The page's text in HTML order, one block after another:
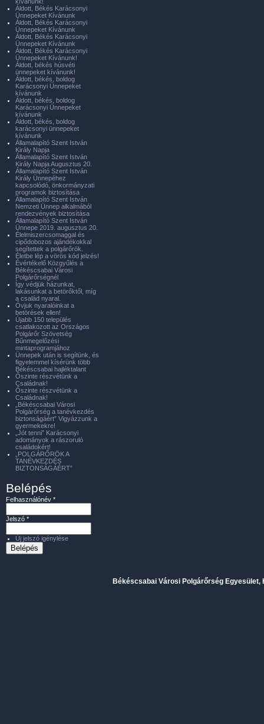
Áldott, Békés Karácsonyi
Ünnepeket Kívánunk
Áldott, Békés Karácsonyi
Ünnepeket Kívánunk
Áldott, Békés Karácsonyi
Ünnepeket Kívánunk
Áldott, Békés Karácsonyi
Ünnepeket Kívánunk!
Áldott, békés húsvéti
ünnepeket kívánunk!
Áldott, békés, boldog
Karácsonyi Ünnepeket
kívánunk
Áldott, békés, boldog
Karácsonyi Ünnepeket
kívánunk
Áldott, békés, boldog
karácsonyi ünnepeket
kívánunk
Államalapító Szent István
Király Napja
Államalapító Szent István
Király Napja Augusztus 20.
Államalapító Szent István
Király Ünnepéhez
kapcsolódó, önkormányzati
programok biztosítása
Államalapító Szent István
Nemzeti Ünnep alkalmából
rendezvények biztosítása
Államalapító Szent István
Ünnepe 2019. augusztus 20.
Élelmiszercsomaggal és
cipődobozos ajándékokkal
segítettek a polgárőrök.
Életbe lép a vörös kód jelzés!
Évértékelő Közgyűlés a
Békéscsabai Városi
Polgárőrségnél
Így védjük házunkat,
lakásunkat a betörőktől, míg
a család nyaral.
Óvjuk nyaralóinkat a
betörések ellen!
Újabb 150 település
csatlakozott az Országos
Polgárőr Szövetség
Bűnmegelőzési
mintaprogramjához
Ünnepek után is segítünk, és
figyelemmel kísérünk több
Békéscsabai hajléktalant
Őszinte részvétünk a
Családnak!
Őszinte részvétünk a
Családnak!
„Békéscsabai Városi
Polgárőrség a tanévkezdés
biztonságáért” Vigyázzunk a
gyermekekre!
„Jót tenni” Karácsonyi
adományok a rászoruló
családokért!
„POLGÁRŐRÖK A
TANÉVKEZDÉS
BIZTONSÁGÁÉRT”
Belépés
Felhasználónév *
Jelszó *
Új jelszó igénylése
Békéscsabai Városi Polgárőrség Egyesület,